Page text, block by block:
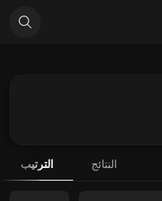
النتائج الترتيب